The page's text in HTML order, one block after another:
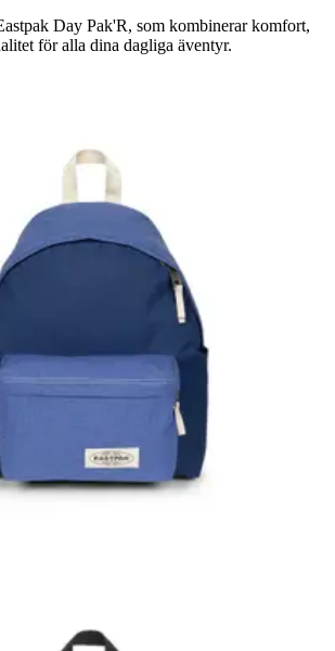
Day Pak'R, som kombinerar komfort,
för alla dina dagliga äventyr.